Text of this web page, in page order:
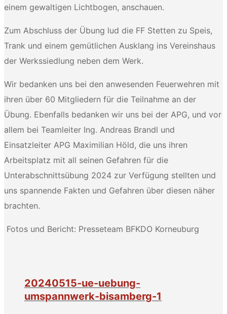
einem gewaltigen Lichtbogen, anschauen.
Zum Abschluss der Übung lud die FF Stetten zu Speis,
Trank und einem gemütlichen Ausklang ins Vereinshaus
der Werkssiedlung neben dem Werk.
Wir bedanken uns bei den anwesenden Feuerwehren mit
ihren über 60 Mitgliedern für die Teilnahme an der
Übung. Ebenfalls bedanken wir uns bei der APG, und vor
allem bei Teamleiter Ing. Andreas Brandl und
Einsatzleiter APG Maximilian Höld, die uns ihren
Arbeitsplatz mit all seinen Gefahren für die
Unterabschnittsübung 2024 zur Verfügung stellten und
uns spannende Fakten und Gefahren über diesen näher
brachten.
Fotos und Bericht: Presseteam BFKDO Korneuburg
20240515-ue-uebung-
umspannwerk-bisamberg-1